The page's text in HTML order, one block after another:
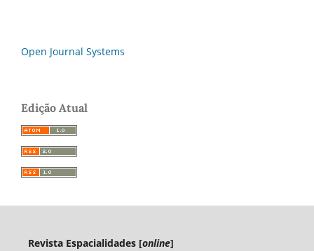
Open Journal Systems
Edição Atual
Revista Espacialidades [online]